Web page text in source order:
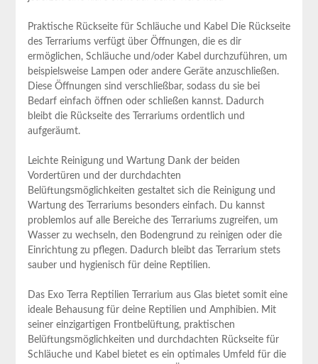
Praktische Rückseite für Schläuche und Kabel Die Rückseite
des Terrariums verfügt über Öffnungen, die es dir
ermöglichen, Schläuche und/oder Kabel durchzuführen, um
beispielsweise Lampen oder andere Geräte anzuschließen.
Diese Öffnungen sind verschließbar, sodass du sie bei
Bedarf einfach öffnen oder schließen kannst. Dadurch
bleibt die Rückseite des Terrariums ordentlich und
aufgeräumt.
Leichte Reinigung und Wartung Dank der beiden
Vordertüren und der durchdachten
Belüftungsmöglichkeiten gestaltet sich die Reinigung und
Wartung des Terrariums besonders einfach. Du kannst
problemlos auf alle Bereiche des Terrariums zugreifen, um
Wasser zu wechseln, den Bodengrund zu reinigen oder die
Einrichtung zu pflegen. Dadurch bleibt das Terrarium stets
sauber und hygienisch für deine Reptilien.
Das Exo Terra Reptilien Terrarium aus Glas bietet somit eine
ideale Behausung für deine Reptilien und Amphibien. Mit
seiner einzigartigen Frontbelüftung, praktischen
Belüftungsmöglichkeiten und durchdachten Rückseite für
Schläuche und Kabel bietet es ein optimales Umfeld für die